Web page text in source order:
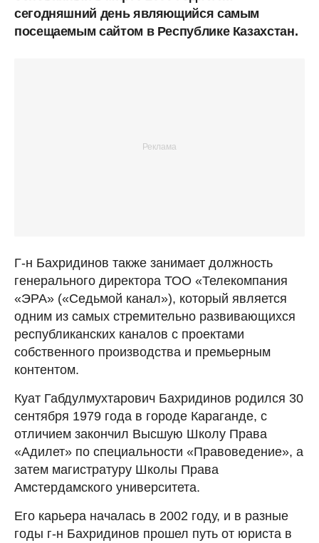
сегодняшний день являющийся самым
посещаемым сайтом в Республике Казахстан.
Г-н Бахридинов также занимает должность
генерального директора ТОО «Телекомпания
«ЭРА» («Седьмой канал»), который является
одним из самых стремительно развивающихся
республиканских каналов с проектами
собственного производства и премьерным
контентом.
Куат Габдулмухтарович Бахридинов родился 30
сентября 1979 года в городе Караганде, с
отличием закончил Высшую Школу Права
«Адилет» по специальности «Правоведение», а
затем магистратуру Школы Права
Амстердамского университета.
Его карьера началась в 2002 году, и в разные
годы г-н Бахридинов прошел путь от юриста в